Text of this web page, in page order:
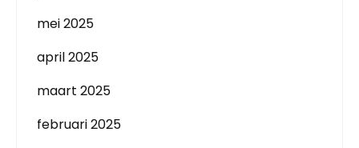
mei 2025
april 2025
maart 2025
februari 2025